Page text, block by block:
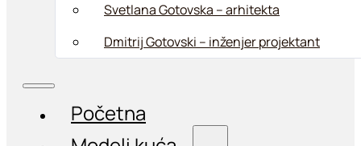
Svetlana Gotovska – arhitekta
Dmitrij Gotovski – inženjer projektant
Početna